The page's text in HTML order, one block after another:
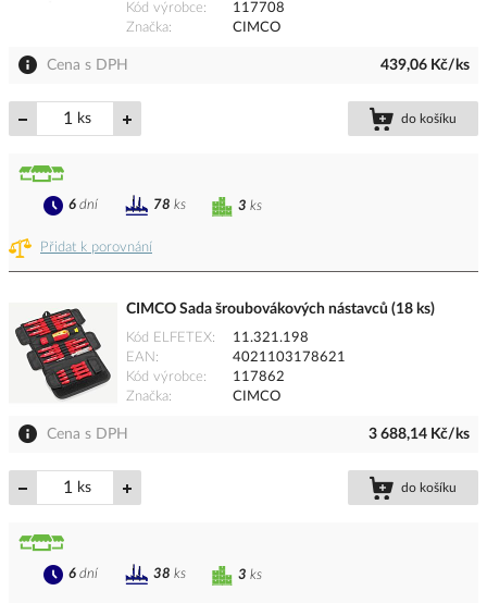
Kód výrobce
117708
Značka
CIMCO
Cena s DPH 439,06 Kč/ks
ks do košíku
Přidat k porovnání
3 ks
6 dní 78 ks
CIMCO Sada šroubovákových nástavců (18 ks)
Kód ELFETEX
11.321.198
EAN
4021103178621
Kód výrobce
117862
Značka
CIMCO
Cena s DPH 3 688,14 Kč/ks
ks do košíku
3 ks
6 dní 38 ks